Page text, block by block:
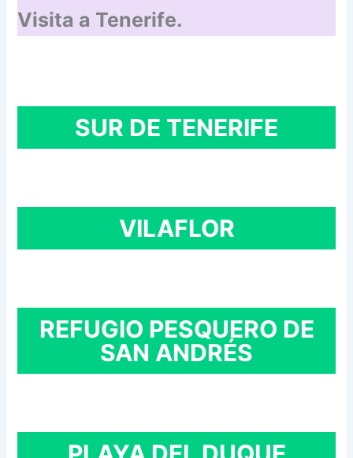
Visita a Tenerife.
SUR DE TENERIFE
VILAFLOR
REFUGIO PESQUERO DE
SAN ANDRÉS